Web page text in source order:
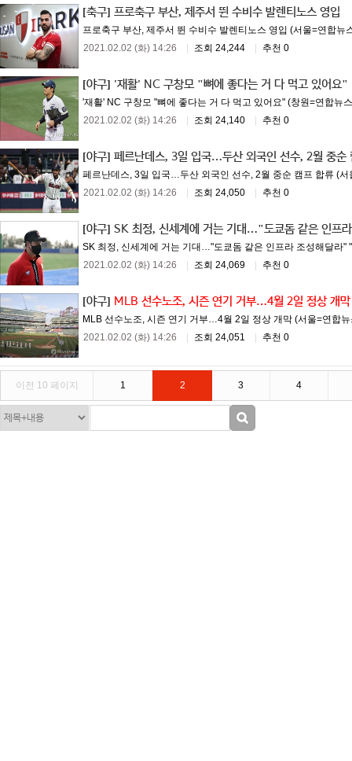
[축구] 프로축구 부산, 제주서 뛴 수비수 발렌티노스 영입
프로축구 부산, 제주서 뛴 수비수 발렌티노스 영입 (서울=연합
2021.02.02 (화) 14:26
조회 24,244 추천 0
[야구] '재활' NC 구창모 "뼈에 좋다는 거 다 먹고 있어요"
'재활' NC 구창모 "뼈에 좋다는 거 다 먹고 있어요" (창원=연합뉴
2021.02.02 (화) 14:26
조회 24,140 추천 0
[야구] 페르난데스, 3일 입국…두산 외국인 선수, 2월 중순
페르난데스, 3일 입국…두산 외국인 선수, 2월 중순 캠프 합류 (
2021.02.02 (화) 14:26
조회 24,050 추천 0
[야구] SK 최정, 신세계에 거는 기대…"도쿄돔 같은 인프
SK 최정, 신세계에 거는 기대…"도쿄돔 같은 인프라 조성해달라
2021.02.02 (화) 14:26
조회 24,069 추천 0
[야구] MLB 선수노조, 시즌 연기 거부…4월 2일 정상 개막
MLB 선수노조, 시즌 연기 거부…4월 2일 정상 개막 (서울=연합
2021.02.02 (화) 14:26
조회 24,051 추천 0
이전 10 페이지 1 2 3 4